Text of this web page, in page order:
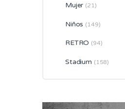
Mujer (21)
Niños (149)
RETRO (94)
Stadium (158)